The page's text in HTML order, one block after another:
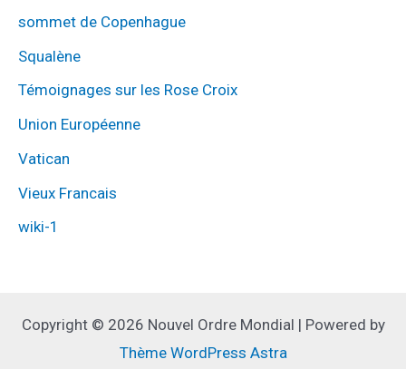
sommet de Copenhague
Squalène
Témoignages sur les Rose Croix
Union Européenne
Vatican
Vieux Francais
wiki-1
Copyright © 2026 Nouvel Ordre Mondial | Powered by
Thème WordPress Astra